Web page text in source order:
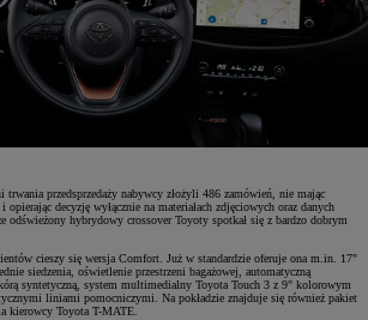
przedsprzedaży nabywcy złożyli 486 zamówień, nie mając
decyzję wyłącznie na materiałach zdjęciowych oraz danych
odświeżony hybrydowy crossover Toyoty spotkał się z bardzo dobrym
cieszy się wersja Comfort. Już w standardzie oferuje ona m.in. 17"
siedzenia, oświetlenie przestrzeni bagażowej, automatyczną
syntetyczną, system multimedialny Toyota Touch 3 z 9" kolorowym
liniami pomocniczymi. Na pokładzie znajduje się również pakiet
kierowcy Toyota T-MATE.